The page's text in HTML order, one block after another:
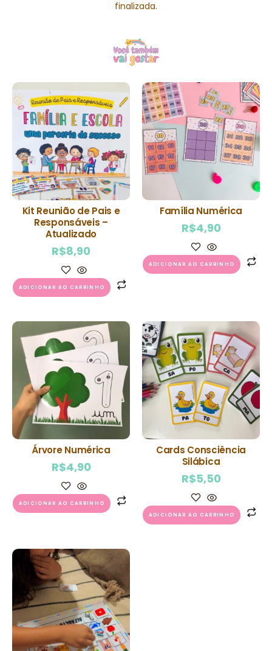
finalizada.
Kit Reunião de Pais e
Responsáveis –
Atualizado
R$8,90
ADICIONAR AO CARRINHO
Família Numérica
R$4,90
ADICIONAR AO CARRINHO
Árvore Numérica
R$4,90
ADICIONAR AO CARRINHO
Cards Consciência
Silábica
R$5,50
ADICIONAR AO CARRINHO